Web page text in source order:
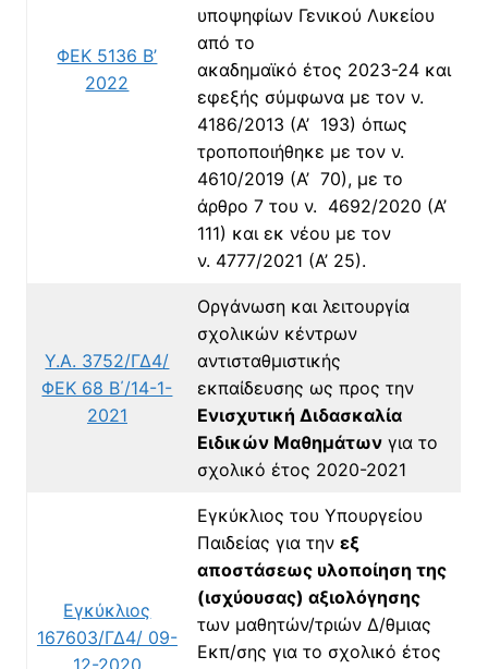
ΦΕΚ 5136 Β’
2022
υποψηφίων Γενικού Λυκείου
από το
ακαδημαϊκό έτος 2023-24 και
εφεξής σύμφωνα με τον ν.
4186/2013 (Α’ 193) όπως
τροποποιήθηκε με τον ν.
4610/2019 (Α’ 70), με το
άρθρο 7 του ν. 4692/2020 (Α’
111) και εκ νέου με τον
ν. 4777/2021 (Α’ 25).
Υ.Α. 3752/ΓΔ4/
ΦΕΚ 68 Β΄/14-1-
2021
Οργάνωση και λειτουργία
σχολικών κέντρων
αντισταθμιστικής
εκπαίδευσης ως προς την
Ενισχυτική Διδασκαλία
Ειδικών Μαθημάτωνγια τo
σχολικό έτος 2020-2021
Εγκύκλιος
167603/ΓΔ4/ 09-
12-2020
Εγκύκλιος του Υπουργείου
Παιδείας για την εξ
αποστάσεως υλοποίηση της
(ισχύουσας) αξιολόγησης
των μαθητών/τριών Δ/θμιας
Εκπ/σης για το σχολικό έτος